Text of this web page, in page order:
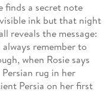
finds a secret note
ink but that night
reveals the message:
remember to
when Rosie says
rug in her
Persia on her first